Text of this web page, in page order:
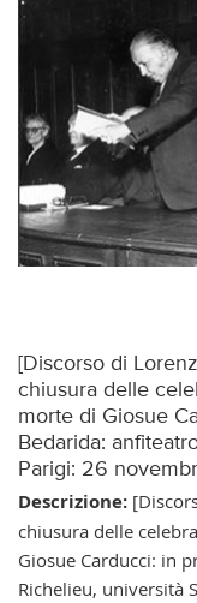
[Discorso di
chiusura delle
morte di Giosue
Bedarida:
Parigi: 26
Descrizione:
chiusura delle
Giosue Carducci: in
Richelieu, università